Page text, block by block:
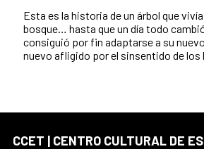
Esta es la historia de un árbol que
bosque… hasta que un día todo
consiguió por fin adaptarse a su
nuevo afligido por el sinsentido de
CCET | CENTRO CULTURAL DE